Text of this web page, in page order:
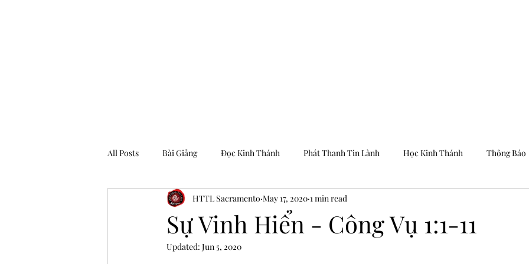
All Posts Bài Giảng Đọc Kinh Thánh Phát Thanh Tin Lành Học Kinh Thánh Thông Báo
Sự Vinh Hiển - Công Vụ 1:1-11
HTTL Sacramento May 17, 2020 1 min read
Updated: Jun 5, 2020